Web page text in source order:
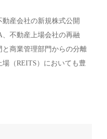
産会社の新規株式公開
、不動産上場会社の再融
商業管理部門からの分離
（REITS）においても豊